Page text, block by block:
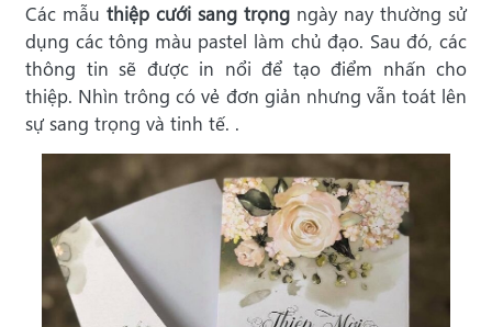
Các mẫu thiệp cưới sang trọng ngày nay thường sử
dụng các tông màu pastel làm chủ đạo. Sau đó, các
thông tin sẽ được in nổi để tạo điểm nhấn cho
thiệp. Nhìn trông có vẻ đơn giản nhưng vẫn toát lên
sự sang trọng và tinh tế. .